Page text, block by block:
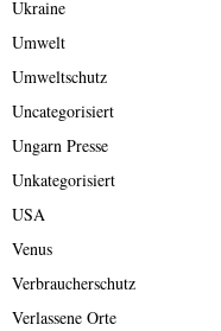
Ukraine
Umwelt
Umweltschutz
Uncategorisiert
Ungarn Presse
Unkategorisiert
USA
Venus
Verbraucherschutz
Verlassene Orte